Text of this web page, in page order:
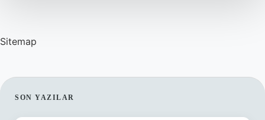
Sitemap
SIDEBAR
SON YAZILAR